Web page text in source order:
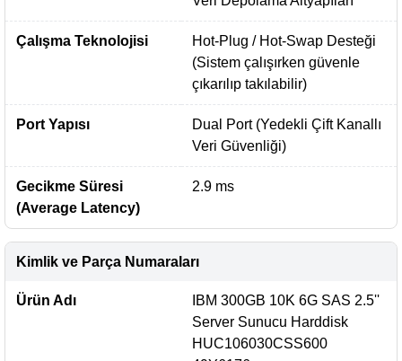
Çalışma Teknolojisi
Hot-Plug / Hot-Swap Desteği
(Sistem çalışırken güvenle
çıkarılıp takılabilir)
Port Yapısı
Dual Port (Yedekli Çift Kanallı
Veri Güvenliği)
Gecikme Süresi
(Average Latency)
2.9 ms
Kimlik ve Parça Numaraları
Ürün Adı
IBM 300GB 10K 6G SAS 2.5''
Server Sunucu Harddisk
HUC106030CSS600